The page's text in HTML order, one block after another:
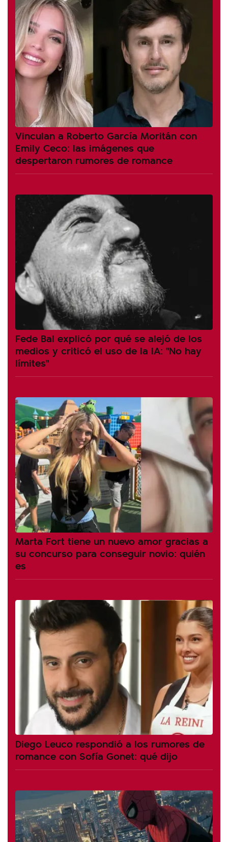
Vinculan a Roberto García Moritán con
Emily Ceco: las imágenes que
despertaron rumores de romance
Fede Bal explicó por qué se alejó de los
medios y criticó el uso de la IA: "No hay
límites"
Marta Fort tiene un nuevo amor gracias a
su concurso para conseguir novio: quién
es
Diego Leuco respondió a los rumores de
romance con Sofía Gonet: qué dijo